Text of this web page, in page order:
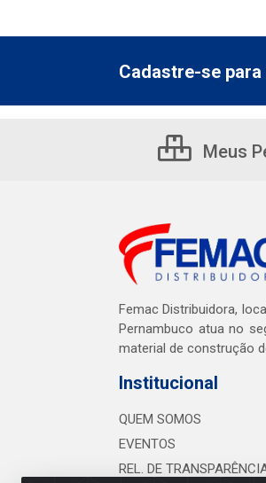
Cadastre-se
Meus
Femac Distribuidora,
Pernambuco atua no
material de construção
Institucional
QUEM SOMOS
EVENTOS
REL. DE